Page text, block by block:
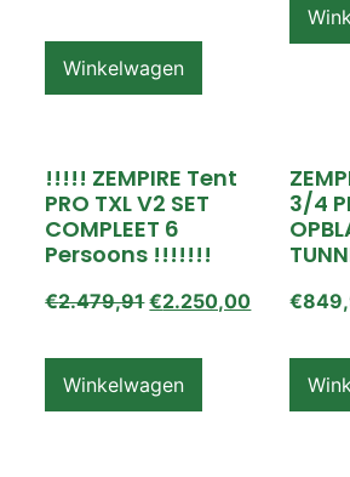
Winkelwagen
!!!!! ZEMPIRE Tent
PRO TXL V2 SET
COMPLEET 6
Persoons !!!!!!!
€2.479,91 €2.250,00
Winkelwagen
3/4
€